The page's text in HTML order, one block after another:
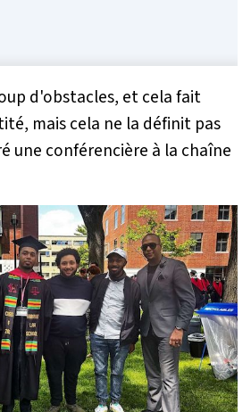
d'obstacles, et cela fait
mais cela ne la définit pas
une conférencière à la chaîne